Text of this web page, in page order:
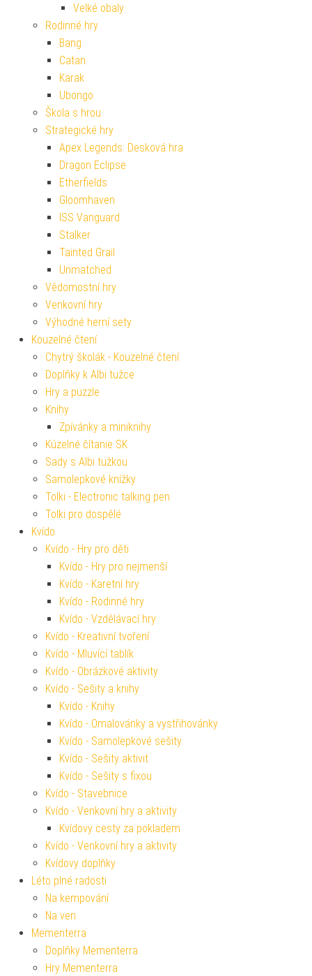
Velké obaly
Rodinné hry
Bang
Catan
Karak
Ubongo
Škola s hrou
Strategické hry
Apex Legends: Desková hra
Dragon Eclipse
Etherfields
Gloomhaven
ISS Vanguard
Stalker
Tainted Grail
Unmatched
Vědomostní hry
Venkovní hry
Výhodné herní sety
Kouzelné čtení
Chytrý školák - Kouzelné čtení
Doplňky k Albi tužce
Hry a puzzle
Knihy
Zpívánky a miniknihy
Kúzelné čítanie SK
Sady s Albi tužkou
Samolepkové knížky
Tolki - Electronic talking pen
Tolki pro dospělé
Kvído
Kvído - Hry pro děti
Kvído - Hry pro nejmenší
Kvído - Karetní hry
Kvído - Rodinné hry
Kvído - Vzdělávací hry
Kvído - Kreativní tvoření
Kvído - Mluvící tablík
Kvído - Obrázkové aktivity
Kvído - Sešity a knihy
Kvído - Knihy
Kvído - Omalovánky a vystřihovánky
Kvído - Samolepkové sešity
Kvído - Sešity aktivit
Kvído - Sešity s fixou
Kvído - Stavebnice
Kvído - Venkovní hry a aktivity
Kvídovy cesty za pokladem
Kvído - Venkovní hry a aktivity
Kvídovy doplňky
Léto plné radosti
Na kempování
Na ven
Mementerra
Doplňky Mementerra
Hry Mementerra